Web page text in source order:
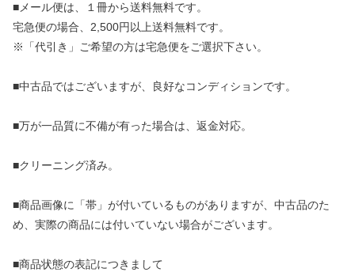
■メール便は、１冊から送料無料です。
宅急便の場合、2,500円以上送料無料です。
※「代引き」ご希望の方は宅急便をご選択下さい。
■中古品ではございますが、良好なコンディションです。
■万が一品質に不備が有った場合は、返金対応。
■クリーニング済み。
■商品画像に「帯」が付いているものがありますが、中古品のた
め、実際の商品には付いていない場合がございます。
■商品状態の表記につきまして